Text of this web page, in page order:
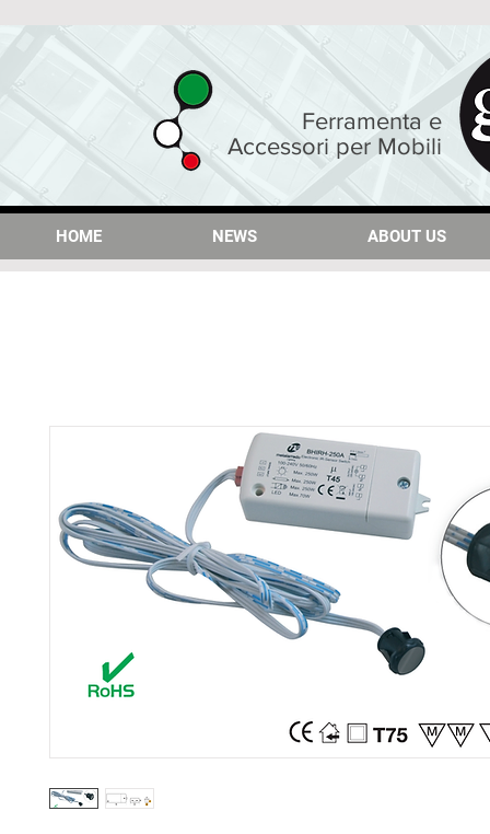
Ferramenta e
Accessori per Mobili
HOME NEWS ABOUT US
HOME NEWS ABOUT US